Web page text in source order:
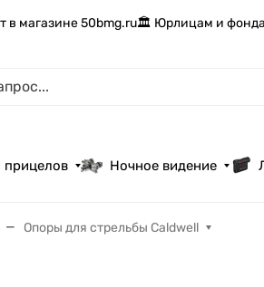
в магазине 50bmg.ru🏛️ Юрлицам и
Ночное видение
Опоры для стрельбы Caldwell